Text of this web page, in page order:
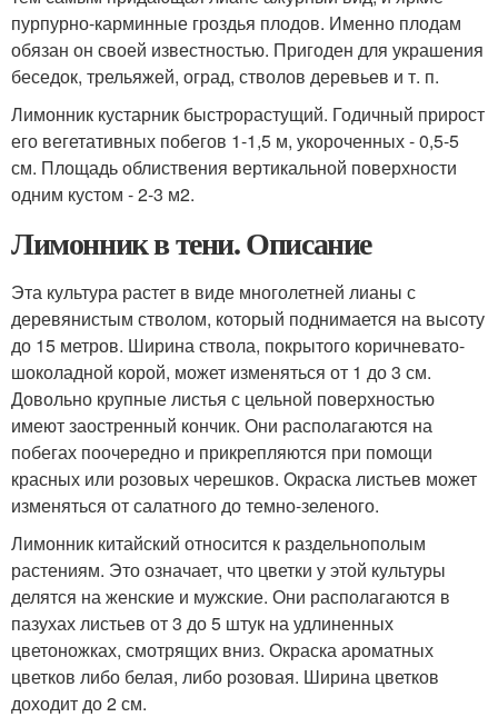
пурпурно-карминные гроздья плодов. Именно плодам
обязан он своей известностью. Пригоден для украшения
беседок, трельяжей, оград, стволов деревьев и т. п.
Лимонник кустарник быстрорастущий. Годичный прирост
его вегетативных побегов 1-1,5 м, укороченных - 0,5-5
см. Площадь облиствения вертикальной поверхности
одним кустом - 2-3 м2.
Лимонник в тени. Описание
Эта культура растет в виде многолетней лианы с
деревянистым стволом, который поднимается на высоту
до 15 метров. Ширина ствола, покрытого коричневато-
шоколадной корой, может изменяться от 1 до 3 см.
Довольно крупные листья с цельной поверхностью
имеют заостренный кончик. Они располагаются на
побегах поочередно и прикрепляются при помощи
красных или розовых черешков. Окраска листьев может
изменяться от салатного до темно-зеленого.
Лимонник китайский относится к раздельнополым
растениям. Это означает, что цветки у этой культуры
делятся на женские и мужские. Они располагаются в
пазухах листьев от 3 до 5 штук на удлиненных
цветоножках, смотрящих вниз. Окраска ароматных
цветков либо белая, либо розовая. Ширина цветков
доходит до 2 см.